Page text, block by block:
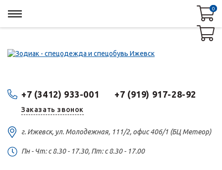
+7 (3412) 933-001 +7 (919) 917-28-92
Заказать звонок
г. Ижевск, ул. Молодежная, 111/2, офис 406/1 (БЦ Метеор)
Пн - Чт: c 8.30 - 17.30, Пт: c 8.30 - 17.00
0
0